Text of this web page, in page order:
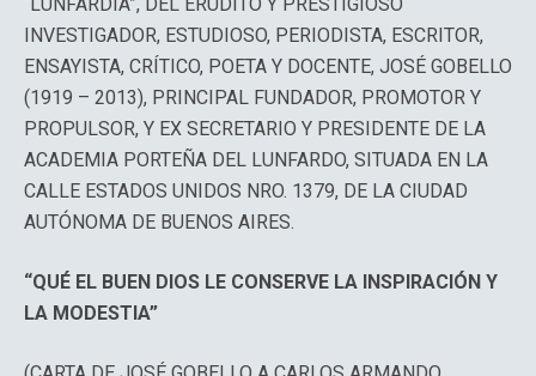
INVESTIGADOR, ESTUDIOSO, PERIODISTA, ESCRITOR,
ENSAYISTA, CRÍTICO, POETA Y DOCENTE, JOSÉ GOBELLO
(1919 – 2013), PRINCIPAL FUNDADOR, PROMOTOR Y
PROPULSOR, Y EX SECRETARIO Y PRESIDENTE DE LA
ACADEMIA PORTEÑA DEL LUNFARDO, SITUADA EN LA
CALLE ESTADOS UNIDOS NRO. 1379, DE LA CIUDAD
AUTÓNOMA DE BUENOS AIRES.
“QUÉ EL BUEN DIOS LE CONSERVE LA INSPIRACIÓN Y
LA MODESTIA”